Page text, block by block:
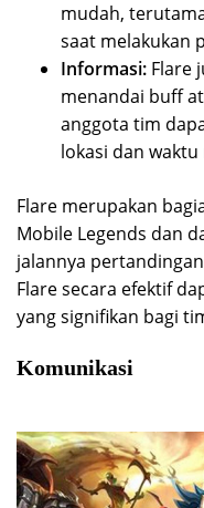
mudah,
saat melakukan
Informasi: Flare
menandai buff
anggota tim
lokasi dan
Flare merupakan
Mobile Legends dan
jalannya
Flare secara efektif
yang signifikan bagi
Komunikasi